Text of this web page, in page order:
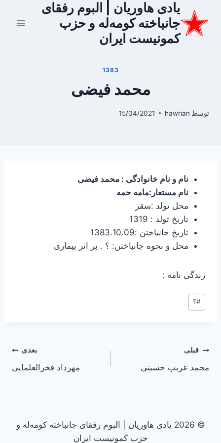
محتوا
یادی هاوریان | البوم رفقای
جانباخته کومه‌له و حزب
کمونیست ایران
1383
محمد فیضی
توسط hawrian
15/04/2021
نام و نام خانوادگی : محمد فیضی
نام مستعار:مامه حمه
محل تولد :سقز
تاریخ تولد : 1319
تاریخ جانباختن :1383.10.09
محل و نحوه جانباختن: ؟ . بر اثر بیماری
زندگی نامه :
#؟
راهبری
نوشته
قبلی
محمد غریب حسینی
بعدی
مهرداد فخرالعلمایی
© 2026 یادی هاوریان | البوم رفقای جانباخته کومه‌له و
حزب کمونیست ایران